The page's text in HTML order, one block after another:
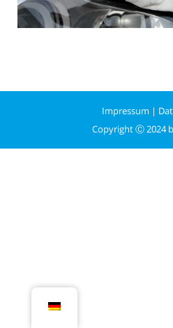
Impressum |
Copyright Ⓒ 2024